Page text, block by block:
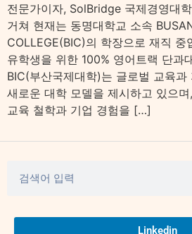
전문가이자, SolBridge 국제경영대
거쳐 현재는 동명대학교 소속
COLLEGE(BIC)의 학장으로 재직 중
유학생을 위한 100% 영어트랙 단과
BIC(부산국제대학)는 글로벌 교육
새로운 대학 모델을 제시하고 있으
교육 철학과 기업 경험을 […]
Linkedin